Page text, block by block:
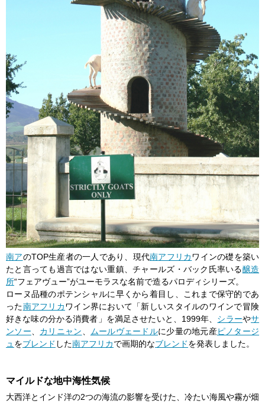
南アのTOP生産者の一人であり、現代南アフリカワインの礎を築い
たと言っても過言ではない重鎮、チャールズ・バック氏率いる醸造
所“フェアヴュー”がユーモラスな名前で造るパロディシリーズ。
ローヌ品種のポテンシャルに早くから着目し、これまで保守的であ
った南アフリカワイン界において「新しいスタイルのワインで冒険
好きな味の分かる消費者」を満足させたいと、1999年、 シラーやサ
ンソー
カリニャン ムールヴェードルに少量の地元産ピノタージ
ュ をブレンド した南アフリカで画期的なブレンドを発表しました。
マイルドな地中海性気候
大西洋とインド洋の2つの海流の影響を受けた、冷たい海風や霧が畑